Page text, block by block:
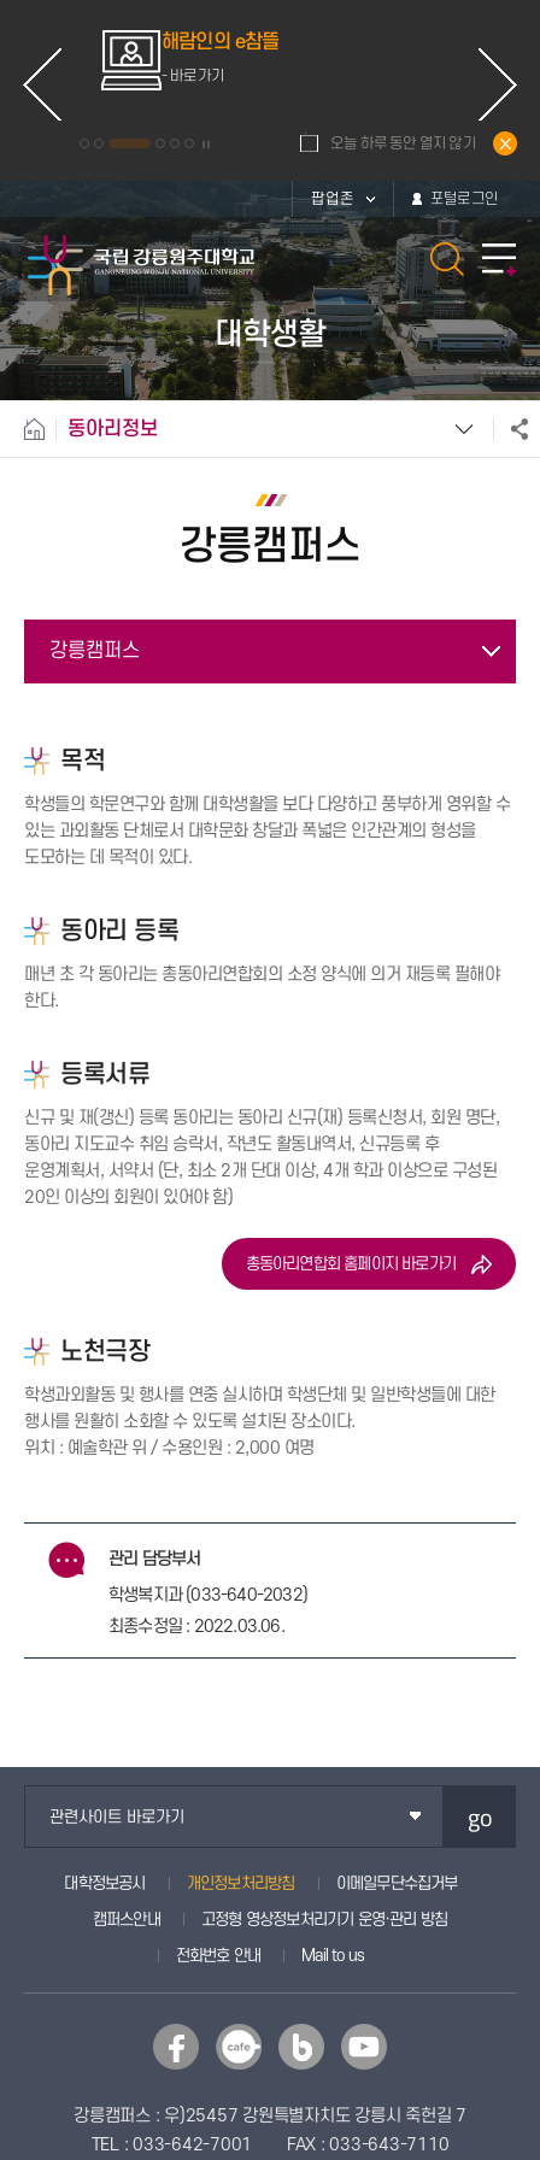
해람인의 e참뜰
- 바로가기
오늘 하루 동안 열지 않기
팝업존 포털로그인
대학생활
동아리정보
강릉캠퍼스
강릉캠퍼스
목적
학생들의 학문연구와 함께 대학생활을 보다 다양하고 풍부하게 영위할 수
있는 과외활동 단체로서 대학문화 창달과 폭넓은 인간관계의 형성을
도모하는 데 목적이 있다.
동아리 등록
매년 초 각 동아리는 총동아리연합회의 소정 양식에 의거 재등록 필해야
한다.
등록서류
신규 및 재(갱신) 등록 동아리는 동아리 신규(재) 등록신청서, 회원 명단,
동아리 지도교수 취임 승락서, 작년도 활동내역서, 신규등록 후
운영계획서, 서약서 (단, 최소 2개 단대 이상, 4개 학과 이상으로 구성된
20인 이상의 회원이 있어야 함)
총동아리연합회 홈페이지 바로가기
노천극장
학생과외활동 및 행사를 연중 실시하며 학생단체 및 일반학생들에 대한
행사를 원활히 소화할 수 있도록 설치된 장소이다.
위치 : 예술학관 위 / 수용인원 : 2,000 여명
관리 담당부서
학생복지과 (033-640-2032)
최종수정일 : 2022.03.06.
관련사이트 바로가기 go
대학정보공시 개인정보처리방침
이메일무단수집거부
캠퍼스안내
고정형 영상정보처리기기 운영·관리 방침
전화번호 안내
Mail to us
강릉캠퍼스 : 우)25457 강원특별자치도 강릉시 죽헌길 7
TEL : 033-642-7001
FAX : 033-643-7110